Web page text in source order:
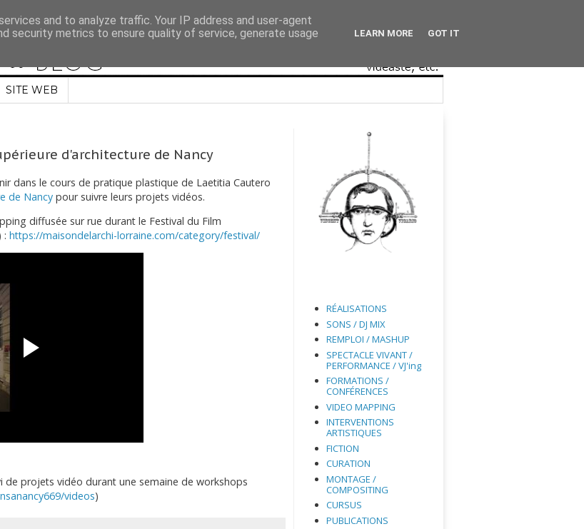
SITE WEB
d'architecture de Nancy
dans le cours de pratique plastique de Laetitia Cautero
de Nancy pour suivre leurs projets vidéos.
diffusée sur rue durant le Festival du Film
: https://maisondelarchi-lorraine.com/category/festival/
projets vidéo durant une semaine de workshops
videos)
RÉALISATIONS
SONS / DJ MIX
REMPLOI / MASHUP
SPECTACLE VIVANT /
PERFORMANCE / VJ'ing
FORMATIONS /
CONFÉRENCES
VIDEO MAPPING
INTERVENTIONS
ARTISTIQUES
FICTION
CURATION
MONTAGE /
COMPOSITING
CURSUS
PUBLICATIONS
and to analyze traffic. Your IP address and user-agent
security metrics to ensure quality of service, generate usage
LEARN MORE GOT IT